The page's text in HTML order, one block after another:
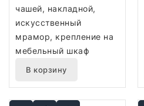
чашей, накладной,
искусственный
мрамор, крепление на
мебельный шкаф
В корзину